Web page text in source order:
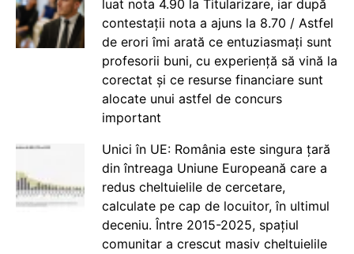
luat nota 4.90 la Titularizare, iar după
contestații nota a ajuns la 8.70 / Astfel
de erori îmi arată ce entuziasmați sunt
profesorii buni, cu experiență să vină la
corectat și ce resurse financiare sunt
alocate unui astfel de concurs
important
Unici în UE: România este singura țară
din întreaga Uniune Europeană care a
redus cheltuielile de cercetare,
calculate pe cap de locuitor, în ultimul
deceniu. Între 2015-2025, spațiul
comunitar a crescut masiv cheltuielile